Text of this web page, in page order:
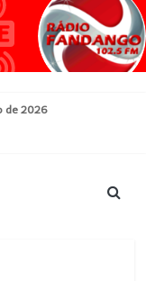
de 2026